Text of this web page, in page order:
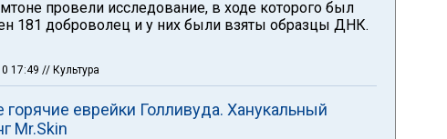
провели исследование, в ходе которого был
181 доброволец и у них были взяты образцы ДНК.
17:49 // Культура
еврейки Голливуда. Ханукальный
Mr.Skin